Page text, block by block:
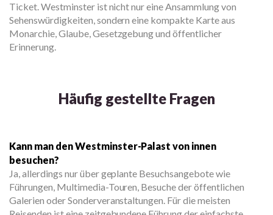
Ticket. Westminster ist nicht nur eine Ansammlung von
Sehenswürdigkeiten, sondern eine kompakte Karte aus
Monarchie, Glaube, Gesetzgebung und öffentlicher
Erinnerung.
Häufig gestellte Fragen
Kann man den Westminster-Palast von innen
besuchen?
Ja, allerdings nur über geplante Besuchsangebote wie
Führungen, Multimedia-Touren, Besuche der öffentlichen
Galerien oder Sonderveranstaltungen. Für die meisten